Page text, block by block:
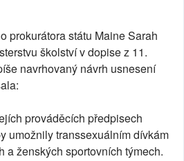
prokurátora státu Maine Sarah
školství v dopise z 11.
navrhovaný návrh usnesení
prováděcích předpisech
umožnily transsexuálním dívkám
a ženských sportovních týmech.